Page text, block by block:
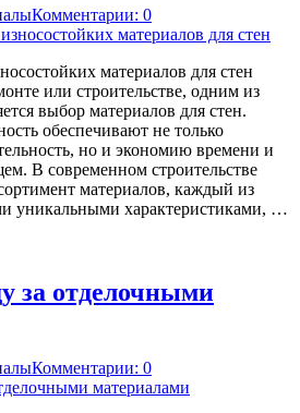
Комментарии: 0
материалов для стен
или строительстве, одним из
выбор материалов для стен.
обеспечивают не только
но и экономию времени и
В современном строительстве
материалов, каждый из
уникальными характеристиками, …
за отделочными
Комментарии: 0